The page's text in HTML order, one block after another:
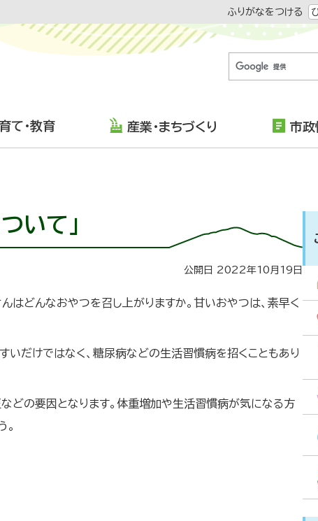
ふりがなをつける
て・教育 産業・まちづくり 市政
いて」
公開日 2022年10月19日
はどんなおやつを召し上がりますか。甘いおやつは、素早く
だけではなく、糖尿病などの生活習慣病を招くこともあり
どの要因となります。体重増加や生活習慣病が気になる方
。